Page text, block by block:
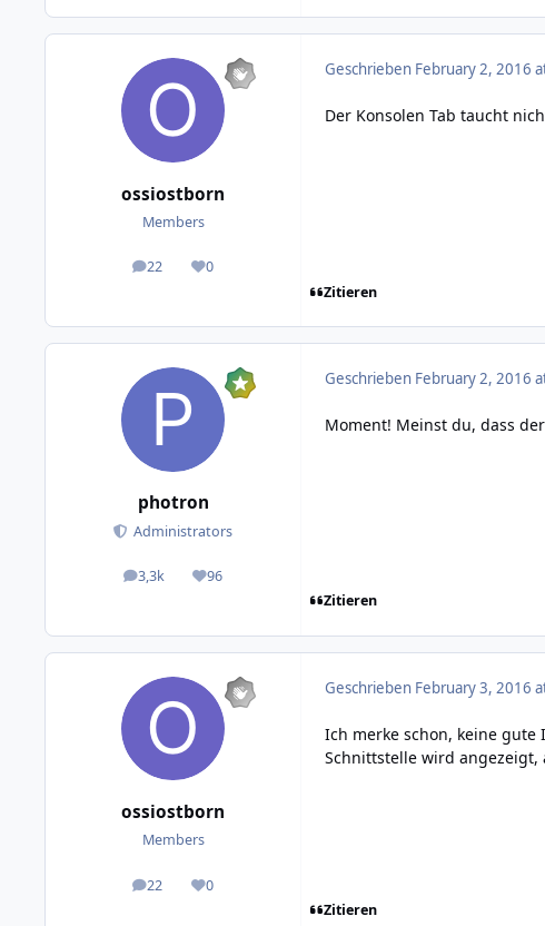
ossiostborn
Members
22
posts 0
Reputation
Geschrieben February 2, 2016
Der Konsolen Tab taucht
Zitieren
photron
Administrators
3,3k
posts 96
Reputation
Geschrieben February 2, 2016
Moment! Meinst du, dass
Zitieren
ossiostborn
Members
22
posts 0
Reputation
Geschrieben February 3, 2016
Ich merke schon, keine
Schnittstelle wird angezeigt,
Zitieren